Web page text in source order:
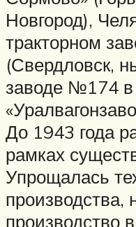
Новгород),
тракторном
(Свердловск,
заводе №174
До 1943 года
рамках
Упрощалась
производства,
производство